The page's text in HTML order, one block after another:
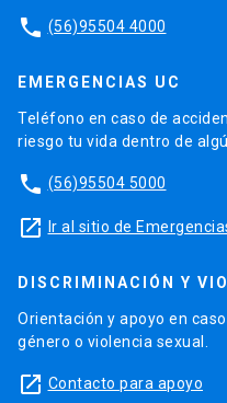
phone (56)95504 4000
EMERGENCIAS UC
Teléfono en caso de
riesgo tu vida dentro de
phone (56)95504 5000
launch Ir al sitio de
DISCRIMINACIÓN Y
Orientación y apoyo en
género o violencia sexual.
launch Contacto para apoyo